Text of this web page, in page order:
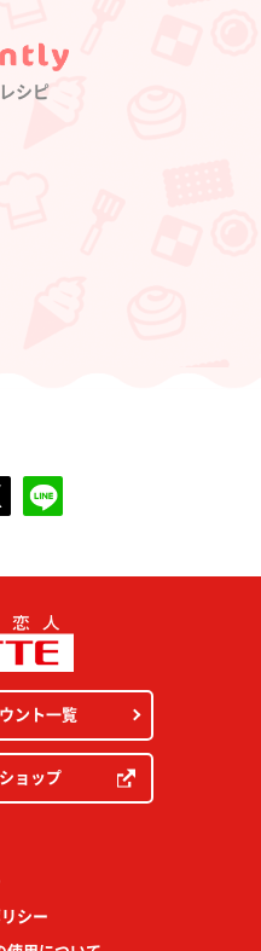
シピ
ント一覧
ョップ
シー